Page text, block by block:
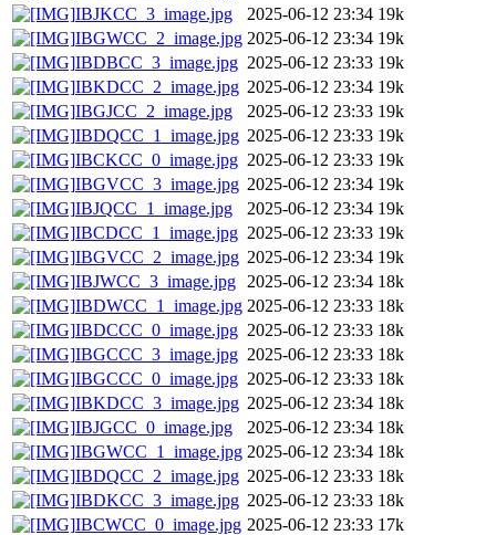
IBJKCC_3_image.jpg
2025-06-12 23:34 19k
IBGWCC_2_image.jpg 2025-06-12 23:34 19k
IBDBCC_3_image.jpg 2025-06-12 23:33 19k
IBKDCC_2_image.jpg 2025-06-12 23:34 19k
IBGJCC_2_image.jpg
2025-06-12 23:33 19k
IBDQCC_1_image.jpg 2025-06-12 23:33 19k
IBCKCC_0_image.jpg 2025-06-12 23:33 19k
IBGVCC_3_image.jpg 2025-06-12 23:34 19k
IBJQCC_1_image.jpg
2025-06-12 23:34 19k
IBCDCC_1_image.jpg 2025-06-12 23:33 19k
IBGVCC_2_image.jpg 2025-06-12 23:34 19k
IBJWCC_3_image.jpg
2025-06-12 23:34 18k
IBDWCC_1_image.jpg 2025-06-12 23:33 18k
IBDCCC_0_image.jpg 2025-06-12 23:33 18k
IBGCCC_3_image.jpg 2025-06-12 23:33 18k
IBGCCC_0_image.jpg 2025-06-12 23:33 18k
IBKDCC_3_image.jpg 2025-06-12 23:34 18k
IBJGCC_0_image.jpg
2025-06-12 23:34 18k
IBGWCC_1_image.jpg 2025-06-12 23:34 18k
IBDQCC_2_image.jpg 2025-06-12 23:33 18k
IBDKCC_3_image.jpg 2025-06-12 23:33 18k
IBCWCC_0_image.jpg 2025-06-12 23:33 17k